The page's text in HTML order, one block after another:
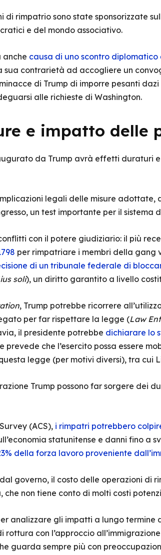
di rimpatrio sono state sponsorizzate
e del mondo associativo.
anche causa di uno scontro diplomatico
sua contrarietà ad accogliere un
di Trump di imporre pesanti
alle richieste di Washington.
e impatto delle
da Trump avrà effetti duraturi
legali delle misure adottate,
un test importante per il sistema
con il potere giudiziario: il più
per rimpatriare i membri della gang
di un tribunale federale di
ius soli), un diritto garantito a livello
, Trump potrebbe ricorrere
per far rispettare la legge (Law
il presidente potrebbe dichiarare lo
prevede che l’esercito possa essere
legge (per motivi diversi), tra cui
Trump possono far sorgere dei
(ACS), i rimpatri potrebbero
statunitense e danni fino a
della forza lavoro proveniente
governo, il costo delle operazioni di
non tiene conto di molti costi
analizzare gli impatti a lungo termine
rottura con l’approccio
guarda sempre più con